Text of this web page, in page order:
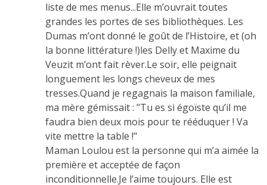
liste de mes menus...Elle m’ouvrait toutes
grandes les portes de ses bibliothèques. Les
Dumas m’ont donné le goût de l’Histoire, et (oh
la bonne littérature !)les Delly et Maxime du
Veuzit m’ont fait rèver.Le soir, elle peignait
longuement les longs cheveux de mes
tresses.Quand je regagnais la maison familiale,
ma mère gémissait : "Tu es si égoïste qu’il me
faudra bien deux mois pour te rééduquer ! Va
vite mettre la table !"
Maman Loulou est la personne qui m’a aimée la
première et acceptée de façon
inconditionnelle.Je l’aime toujours. Elle est